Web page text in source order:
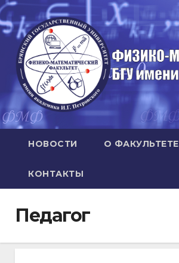
Перейти
к
содержимому
НОВОСТИ О ФАКУЛЬТЕТЕ
КОНТАКТЫ
Педагог